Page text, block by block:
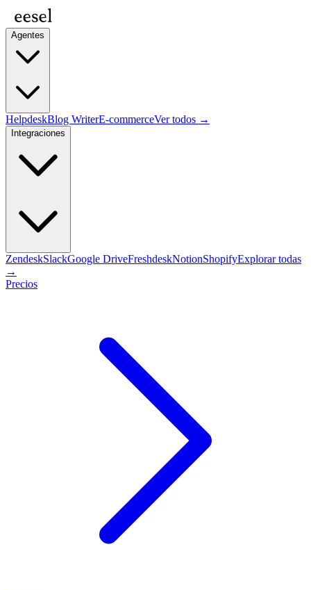
Agentes
HelpdeskBlog WriterE-commerceVer todos →
Integraciones
ZendeskSlackGoogle DriveFreshdeskNotionShopifyExplorar todas
→
Precios